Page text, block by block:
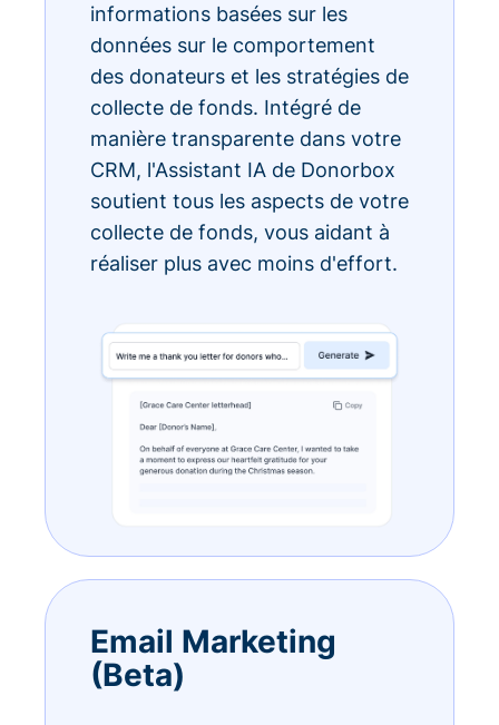
informations basées sur les
données sur le comportement
des donateurs et les stratégies de
collecte de fonds. Intégré de
manière transparente dans votre
CRM, l'Assistant IA de Donorbox
soutient tous les aspects de votre
collecte de fonds, vous aidant à
réaliser plus avec moins d'effort.
Email Marketing
(Beta)